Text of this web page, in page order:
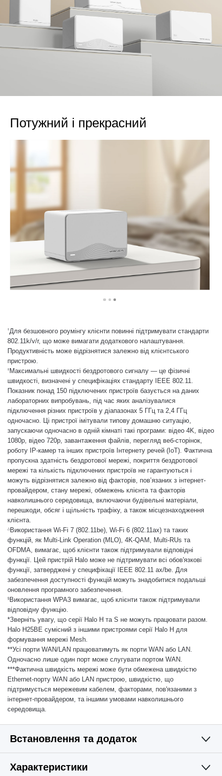
Потужний і прекрасний
†Для безшовного роумінгу клієнти повинні підтримувати стандарти
802.11k/v/r, що може вимагати додаткового налаштування.
Продуктивність може відрізнятися залежно від клієнтського
пристрою.
‡ Максимальні швидкості бездротового сигналу — це фізичні
швидкості, визначені у специфікаціях стандарту IEEE 802.11.
Показник понад 150 підключених пристроїв базується на даних
лабораторних випробувань, під час яких аналізувалися
підключення різних пристроїв у діапазонах 5 ГГц та 2,4 ГГц
одночасно. Ці пристрої імітували типову домашню ситуацію,
запускаючи одночасно в одній кімнаті такі програми: відео 4K, відео
1080p, відео 720p, завантаження файлів, перегляд веб-сторінок,
роботу IP-камер та інших пристроїв Інтернету речей (IoT). Фактична
пропускна здатність бездротової мережі, покриття бездротової
мережі та кількість підключених пристроїв не гарантуються і
можуть відрізнятися залежно від факторів, пов’язаних з інтернет-
провайдером, стану мережі, обмежень клієнта та факторів
навколишнього середовища, включаючи будівельні матеріали,
перешкоди, обсяг і щільність трафіку, а також місцезнаходження
клієнта.
△Використання Wi-Fi 7 (802.11be), Wi-Fi 6 (802.11ax) та таких
функцій, як Multi-Link Operation (MLO), 4K-QAM, Multi-RUs та
OFDMA, вимагає, щоб клієнти також підтримували відповідні
функції. Цей пристрій Halo може не підтримувати всі обов'язкові
функції, затверджені у специфікації IEEE 802.11 ax/be. Для
забезпечення доступності функцій можуть знадобитися подальші
оновлення програмного забезпечення.
§ Використання WPA3 вимагає, щоб клієнти також підтримували
відповідну функцію.
*Зверніть увагу, що серії Halo H та S не можуть працювати разом.
Halo H25BE сумісний з іншими пристроями серії Halo H для
формування мережі Mesh.
**Усі порти WAN/LAN працюватимуть як порти WAN або LAN.
Одночасно лише один порт може слугувати портом WAN.
***Фактична швидкість мережі може бути обмежена швидкістю
Ethernet-порту WAN або LAN пристрою, швидкістю, що
підтримується мережевим кабелем, факторами, пов'язаними з
інтернет-провайдером, та іншими умовами навколишнього
середовища.
Встановлення та додаток
Характеристики